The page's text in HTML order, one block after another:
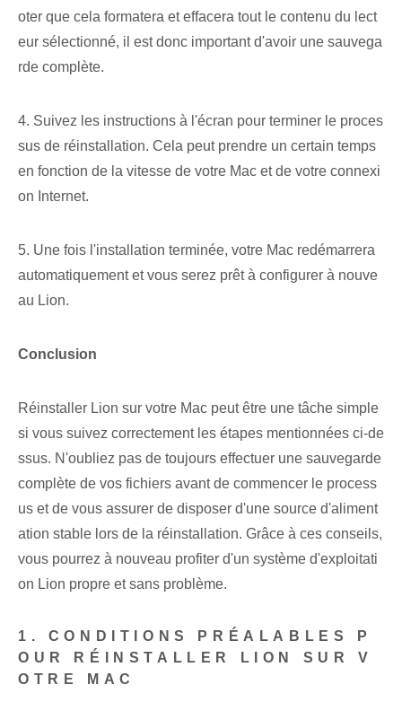
oter que cela formatera‍ et effacera tout le contenu du ‌lect
eur sélectionné,⁢ il est donc important d'avoir une sauvega
rde complète.
4. Suivez les instructions à l'écran pour terminer le proces
sus de réinstallation. Cela peut prendre un certain temps
en fonction de la vitesse de votre Mac et de votre connexi
on Internet.
5. Une fois l'installation terminée, votre Mac redémarrera
automatiquement et vous serez prêt à configurer à nouve
au Lion.
Conclusion
Réinstaller ⁣Lion sur⁤ votre Mac peut être une tâche simple
si vous suivez correctement les étapes mentionnées ci-de
ssus. N'oubliez pas de toujours effectuer une sauvegarde
complète de vos fichiers avant de commencer le process
us et de vous assurer de disposer d'une source d'aliment
ation stable lors de la réinstallation. Grâce à ‌ces⁢ conseils⁣,
vous pourrez à nouveau profiter d'un système d'exploitati
on Lion propre et sans problème.
1. CONDITIONS PRÉALABLES P
OUR RÉINSTALLER LION SUR V
OTRE MAC